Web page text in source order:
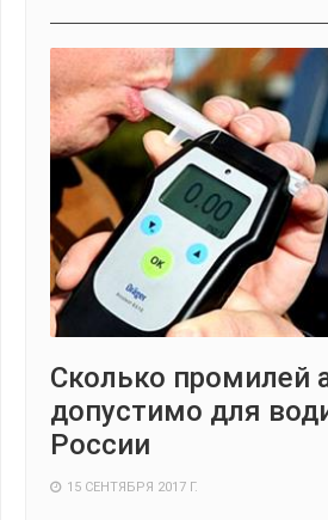
Сколько промилей
допустимо для
России
15 СЕНТЯБРЯ 2017 Г.